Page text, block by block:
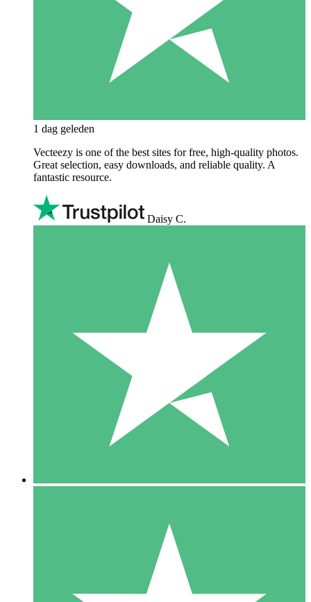
1 dag geleden
Vecteezy is one of the best sites for free, high‑quality photos.
Great selection, easy downloads, and reliable quality. A
fantastic resource.
Daisy C.